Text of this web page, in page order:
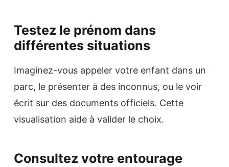
Testez le prénom dans
différentes situations
Imaginez-vous appeler votre enfant dans un
parc, le présenter à des inconnus, ou le voir
écrit sur des documents officiels. Cette
visualisation aide à valider le choix.
Consultez votre entourage